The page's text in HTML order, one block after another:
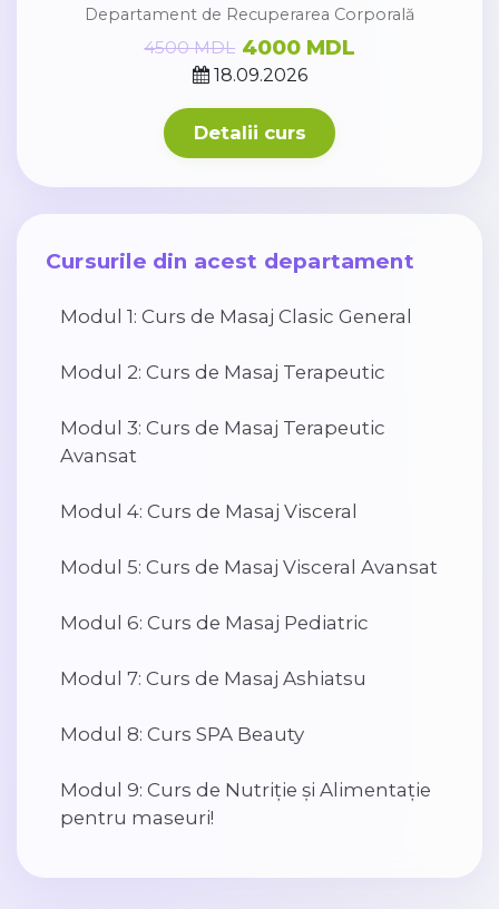
Departament de Recuperarea Corporală
18.09.2026
4500 MDL 4000 MDL
Detalii curs
Cursurile din acest departament
Modul 1: Curs de Masaj Clasic General
Modul 2: Curs de Masaj Terapeutic
Modul 3: Curs de Masaj Terapeutic
Avansat
Modul 4: Curs de Masaj Visceral
Modul 5: Curs de Masaj Visceral Avansat
Modul 6: Curs de Masaj Pediatric
Modul 7: Curs de Masaj Ashiatsu
Modul 8: Curs SPA Beauty
Modul 9: Curs de Nutriție și Alimentație
pentru maseuri!